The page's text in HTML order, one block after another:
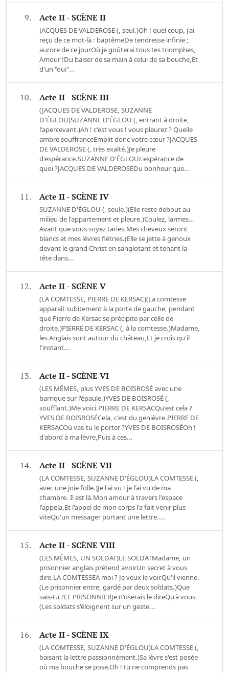
9. Acte II - SCÈNE II
JACQUES DE VALDEROSE (, seul.)Oh ! quel coup, j'ai
reçu de ce mot-là : baptêmeDe tendresse infinie ;
aurore de ce jourOù je goûterai tous tes triomphes,
Amour !Du baiser de sa main à celui de sa bouche,Et
d'un "oui"...
10. Acte II - SCÈNE III
(JACQUES DE VALDEROSE, SUZANNE
D'ÉGLOU)SUZANNE D'ÉGLOU (, entrant à droite,
l'apercevant.)Ah ! c'est vous ! vous pleurez ? Quelle
ambre souffranceEmplit donc votre cœur ?JACQUES
DE VALDEROSE (, très exalté.)Je pleure
d'espérance.SUZANNE D'ÉGLOUL'espérance de
quoi ?JACQUES DE VALDEROSEDu bonheur que...
11. Acte II - SCÈNE IV
SUZANNE D'ÉGLOU (, seule.)(Elle reste debout au
milieu de l'appartement et pleure.)Coulez, larmes…
Avant que vous soyez taries,Mes cheveux seront
blancs et mes lèvres flétries.(Elle se jette à genoux
devant le grand Christ en sanglotant et tenant la
tête dans...
12. Acte II - SCÈNE V
(LA COMTESSE, PIERRE DE KERSAC)(La comtesse
apparaît subitement à la porte de gauche, pendant
que Pierre de Kersac se précipite par celle de
droite.)PIERRE DE KERSAC (, à la comtesse.)Madame,
les Anglais sont autour du château,Et je crois qu'il
l'instant...
13. Acte II - SCÈNE VI
(LES MÊMES, plus YVES DE BOISROSÉ avec une
barrique sur l'épaule.)YVES DE BOISROSÉ (,
soufflant.)Me voici.PIERRE DE KERSACQu'est cela ?
YVES DE BOISROSÉCela, c'est du genièvre.PIERRE DE
KERSACOù vas-tu le porter ?YVES DE BOISROSÉOh !
d'abord à ma lèvre,Puis à ces...
14. Acte II - SCÈNE VII
(LA COMTESSE, SUZANNE D'ÉGLOU)LA COMTESSE (,
avec une joie folle.)Je l'ai vu ! je l'ai vu de ma
chambre. Il est là.Mon amour à travers l'espace
l'appela,Et l'appel de mon corps l'a fait venir plus
viteQu'un messager portant une lettre....
15. Acte II - SCÈNE VIII
(LES MÊMES, UN SOLDAT)LE SOLDATMadame, un
prisonnier anglais prétend avoirUn secret à vous
dire.LA COMTESSEA moi ? Je veux le voir.Qu'il vienne.
(Le prisonnier entre, gardé par deux soldats.)Que
sais-tu ?LE PRISONNIERJe n'oserais le direQu'à vous.
(Les soldats s'éloignent sur un geste...
16. Acte II - SCÈNE IX
(LA COMTESSE, SUZANNE D'ÉGLOU)LA COMTESSE (,
baisant la lettre passionnément.)Sa lèvre s'est posée
où ma bouche se pose.Oh ! tu ne comprends pas